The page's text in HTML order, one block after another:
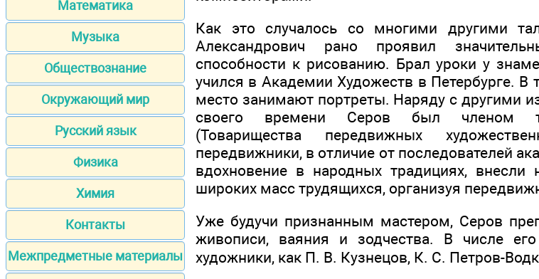
Математика
Музыка
Обществознание
Окружающий мир
Русский язык
Физика
Химия
Контакты
Межпредметные материалы
Как это случалось со многими другими
Александрович рано проявил
способности к рисованию. Брал уроки у
учился в Академии Художеств в Петербурге. В
место занимают портреты. Наряду с другими
своего времени Серов был членом
(Товарищества передвижных
передвижники, в отличие от последователей
вдохновение в народных традициях,
широких масс трудящихся, организуя
Уже будучи признанным мастером, Серов
живописи, ваяния и зодчества. В числе
художники, как П. В. Кузнецов, К. С. Петров-